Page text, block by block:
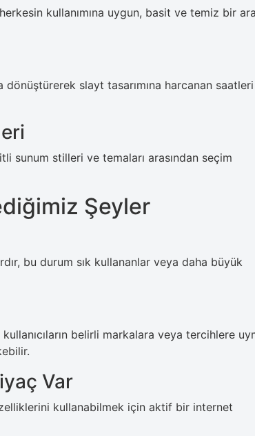
kullanımına uygun, basit ve temiz bir
slayt tasarımına harcanan saatleri
sunum stilleri ve temaları arasından seçim
Şeyler
bu durum sık kullananlar veya daha büyük
belirli markalara veya tercihlere
Var
kullanabilmek için aktif bir internet